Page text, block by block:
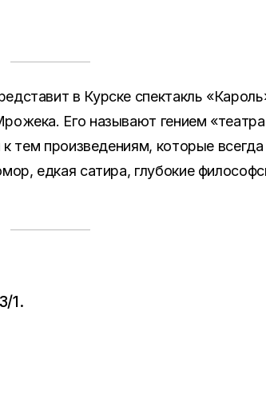
в Курске спектакль
Его называют гением
тем произведениям, которые
едкая сатира, глубокие
1.